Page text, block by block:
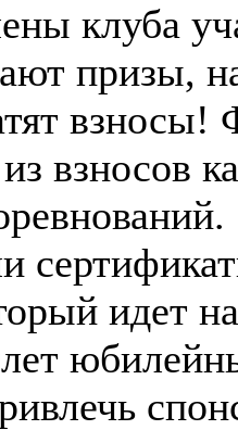
клуба
призы,
взносы!
взносов
идет